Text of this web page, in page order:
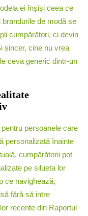
ei înșiși ceea ce
de modă se
cumpărători, ci devin
sincer, cine nu vrea
ceva generic dintr-un
persoanele care
personalizată înainte
cumpărătorii pot
pe silueta lor
ce navighează,
fără să intre
recente din Raportul